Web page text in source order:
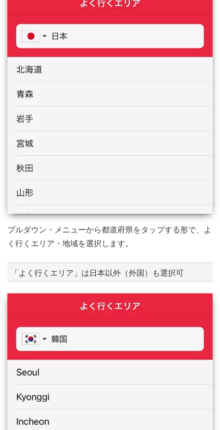
プルダウン・メニューから都道府県をタップする形で、よ
く行くエリア・地域を選択します。
「よく行くエリア」は日本以外（外国）も選択可